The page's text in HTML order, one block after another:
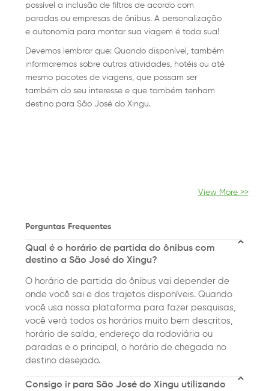
possível a inclusão de filtros de acordo com
paradas ou empresas de ônibus. A personalização
e autonomia para montar sua viagem é toda sua!
Devemos lembrar que: Quando disponível, também
informaremos sobre outras atividades, hotéis ou até
mesmo pacotes de viagens, que possam ser
também do seu interesse e que também tenham
destino para São José do Xingu.
View More >>
Perguntas Frequentes
Qual é o horário de partida do ônibus com
destino a São José do Xingu?
O horário de partida do ônibus vai depender de
onde você sai e dos trajetos disponíveis. Quando
você usa nossa plataforma para fazer pesquisas,
você verá todos os horários muito bem descritos,
horário de saída, endereço da rodoviária ou
paradas e o principal, o horário de chegada no
destino desejado.
Consigo ir para São José do Xingu utilizando